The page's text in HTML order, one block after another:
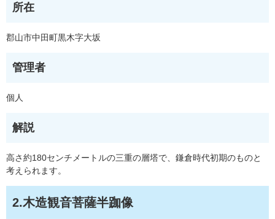
所在
郡山市中田町黒木字大坂
管理者
個人
解説
高さ約180センチメートルの三重の層塔で、鎌倉時代初期のものと
考えられます。
2.木造観音菩薩半跏像